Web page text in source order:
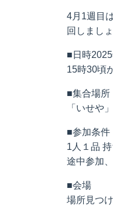
4月1週目
回しまし
■日時
15時30頃
■集合場所
「いせや
■参加条件
1人１品
途中参加
■会場
場所見つ